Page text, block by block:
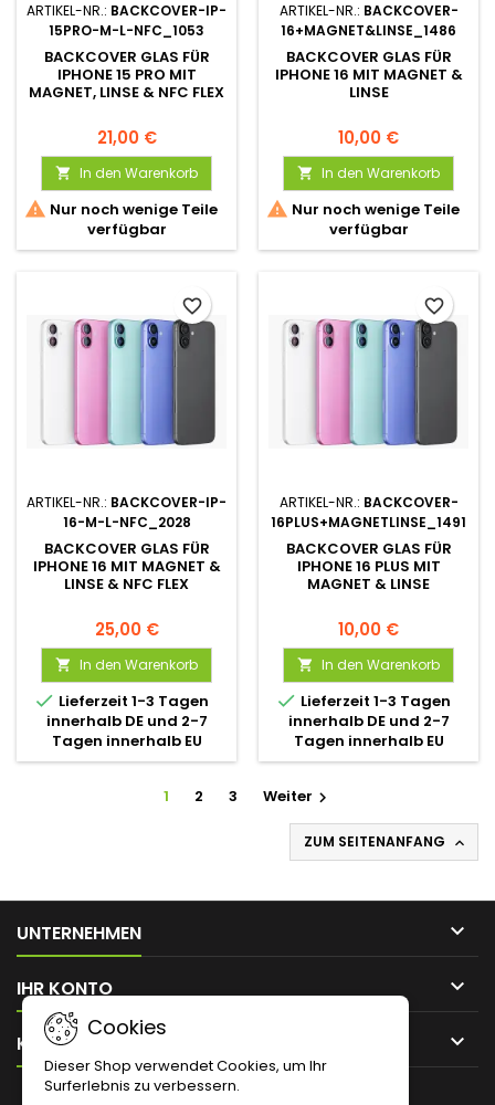
ARTIKEL-NR.: BACKCOVER-IP-
15PRO-M-L-NFC_1053
BACKCOVER GLAS FÜR
IPHONE 15 PRO MIT
MAGNET, LINSE & NFC FLEX
21,00 €
 In den Warenkorb
 Nur noch wenige Teile
verfügbar
ARTIKEL-NR.: BACKCOVER-
16+MAGNET&LINSE_1486
BACKCOVER GLAS FÜR
IPHONE 16 MIT MAGNET &
LINSE
10,00 €
 In den Warenkorb
 Nur noch wenige Teile
verfügbar
ARTIKEL-NR.: BACKCOVER-IP-
16-M-L-NFC_2028
BACKCOVER GLAS FÜR
IPHONE 16 MIT MAGNET &
LINSE & NFC FLEX
25,00 €
 In den Warenkorb
 Lieferzeit 1-3 Tagen
innerhalb DE und 2-7
Tagen innerhalb EU
favorite_border
ARTIKEL-NR.: BACKCOVER-
16PLUS+MAGNETLINSE_1491
BACKCOVER GLAS FÜR
IPHONE 16 PLUS MIT
MAGNET & LINSE
10,00 €
 In den Warenkorb
 Lieferzeit 1-3 Tagen
innerhalb DE und 2-7
Tagen innerhalb EU
favorite_border
1 2 3 Weiter 
ZUM SEITENANFANG 
UNTERNEHMEN 
IHR KONTO 
KONTAKT 
Cookies
Dieser Shop verwendet Cookies, um Ihr
Surferlebnis zu verbessern.